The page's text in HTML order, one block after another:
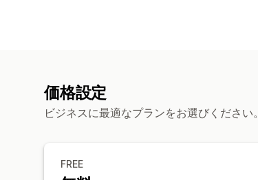
価格設定
ビジネスに最適なプランをお選びください。
FREE